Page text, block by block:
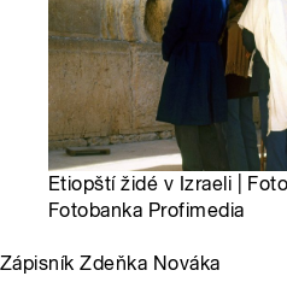
Etiopští židé v Izraeli |
Fotobanka Profimedia
Zápisník Zdeňka Nováka